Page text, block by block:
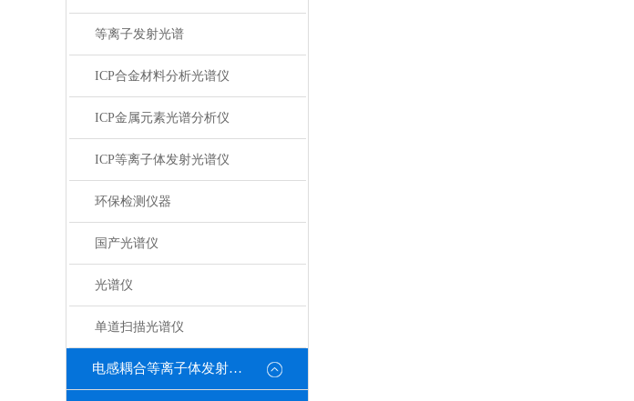
等离子发射光谱
ICP合金材料分析光谱仪
ICP金属元素光谱分析仪
ICP等离子体发射光谱仪
环保检测仪器
国产光谱仪
光谱仪
单道扫描光谱仪
电感耦合等离子体发射光谱仪